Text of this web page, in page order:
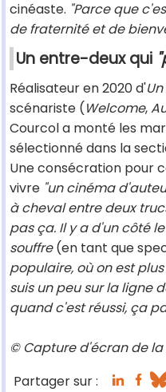
cinéaste. "Parce que
de fraternité et de
Un entre-deux qui
Réalisateur en 2020 d'
scénariste (Welcome,
Courcol a monté les
sélectionné dans la
Une consécration pour
vivre "un cinéma
à cheval entre deux
pas ça. Il y a d'un côté
souffre(en tant que
populaire, où on est
suis un peu sur la ligne
quand c'est réussi, ça
© Capture d'écran de
Partager sur :